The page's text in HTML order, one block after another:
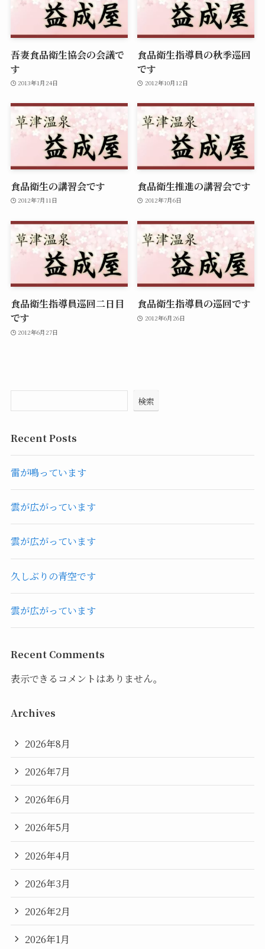
吾妻食品衛生協会の会議で
す
2013年1月24日
食品衛生指導員の秋季巡回
です
2012年10月12日
食品衛生の講習会です
2012年7月11日
食品衛生推進の講習会です
2012年7月6日
食品衛生指導員巡回二日目
です
2012年6月27日
食品衛生指導員の巡回です
2012年6月26日
検索
Recent Posts
雷が鳴っています
雲が広がっています
雲が広がっています
久しぶりの青空です
雲が広がっています
Recent Comments
表示できるコメントはありません。
Archives
2026年8月
2026年7月
2026年6月
2026年5月
2026年4月
2026年3月
2026年2月
2026年1月